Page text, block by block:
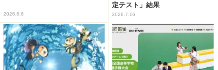
2026.8.6
定テスト」結果
2026.7.16